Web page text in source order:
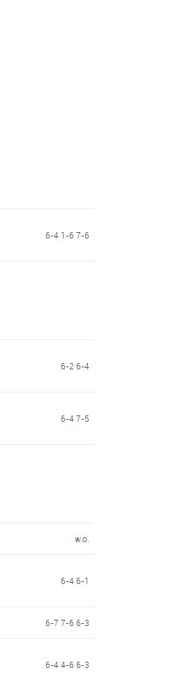
6-4 1-6 7-6
6-2 6-4
6-4 7-5
w.o.
6-4 6-1
6-7 7-6 6-3
6-4 4-6 6-3